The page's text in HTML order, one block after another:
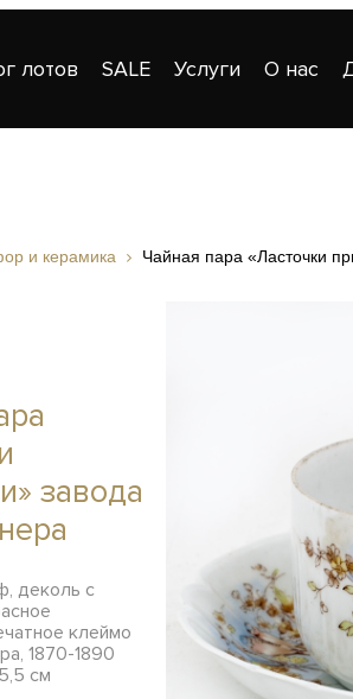
лотов SALE Услуги О нас
и керамика Чайная пара «Ласточки
завода
деколь с
клеймо
1870-1890
см